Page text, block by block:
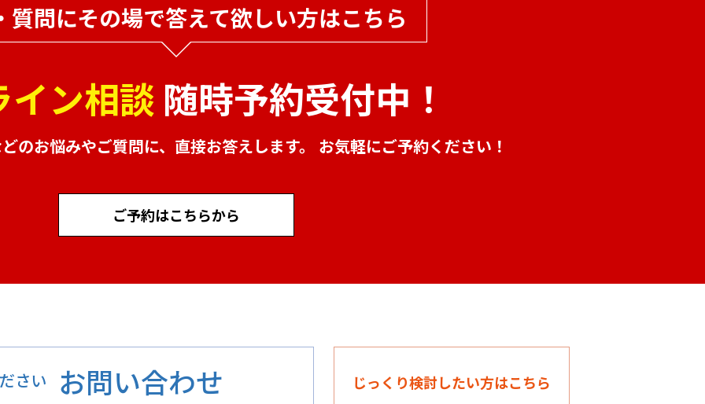
質問にその場で答えて欲しい方はこちら
イン相談 随時予約受付中！
のお悩みやご質問に、 直接お答えします。 お気軽にご予約ください！
ご予約はこちらから
さい お問い合わせ じっくり検討したい方はこちら